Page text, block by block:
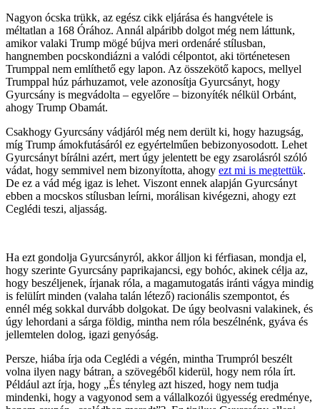
Nagyon ócska trükk, az egész cikk eljárása és hangvétele is
méltatlan a 168 Órához. Annál alpáribb dolgot még nem láttunk,
amikor valaki Trump mögé bújva meri ordenáré stílusban,
hangnemben pocskondiázni a valódi célpontot, aki történetesen
Trumppal nem említhető egy lapon. Az összekötő kapocs, mellyel
Trumppal húz párhuzamot, vele azonosítja Gyurcsányt, hogy
Gyurcsány is megvádolta – egyelőre – bizonyíték nélkül Orbánt,
ahogy Trump Obamát.
Csakhogy Gyurcsány vádjáról még nem derült ki, hogy hazugság,
míg Trump ámokfutásáról ez egyértelműen bebizonyosodott. Lehet
Gyurcsányt bírálni azért, mert úgy jelentett be egy zsarolásról szóló
vádat, hogy semmivel nem bizonyította, ahogy ezt mi is megtettük.
De ez a vád még igaz is lehet. Viszont ennek alapján Gyurcsányt
ebben a mocskos stílusban leírni, morálisan kivégezni, ahogy ezt
Ceglédi teszi, aljasság.
Ha ezt gondolja Gyurcsányról, akkor álljon ki férfiasan, mondja el,
hogy szerinte Gyurcsány paprikajancsi, egy bohóc, akinek célja az,
hogy beszéljenek, írjanak róla, a magamutogatás iránti vágya mindig
is felülírt minden (valaha talán létező) racionális szempontot, és
ennél még sokkal durvább dolgokat. De úgy beolvasni valakinek, és
úgy lehordani a sárga földig, mintha nem róla beszélnénk, gyáva és
jellemtelen dolog, igazi genyóság.
Persze, hiába írja oda Ceglédi a végén, mintha Trumpról beszélt
volna ilyen nagy bátran, a szövegéből kiderül, hogy nem róla írt.
Például azt írja, hogy „És tényleg azt hiszed, hogy nem tudja
mindenki, hogy a vagyonod sem a vállalkozói ügyesség eredménye,